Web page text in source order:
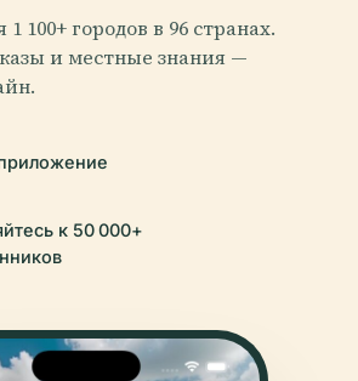
100+ городов в 96 странах.
и местные знания —
к 50 000+